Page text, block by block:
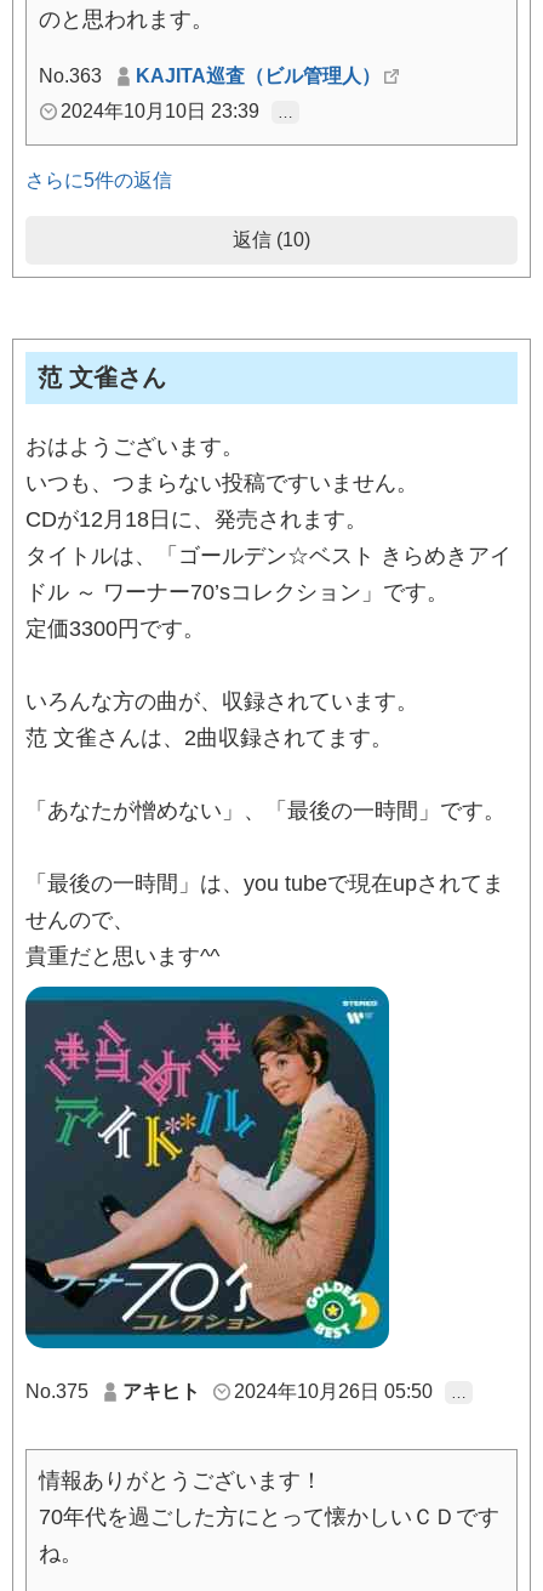
のと思われます。
No.363
KAJITA巡査（ビル管理人）
2024年10月10日 23:39
さらに5件の返信
返信 (10)
范 文雀さん
おはようございます。
いつも、つまらない投稿ですいません。
CDが12月18日に、発売されます。
タイトルは、「ゴールデン☆ベスト きらめきアイ
ドル ～ ワーナー70’sコレクション」です。
定価3300円です。
いろんな方の曲が、収録されています。
范 文雀さんは、2曲収録されてます。
「あなたが憎めない」、「最後の一時間」です。
「最後の一時間」は、you tubeで現在upされてま
せんので、
貴重だと思います^^
No.375 アキヒト 2024年10月26日 05:50
情報ありがとうございます！
70年代を過ごした方にとって懐かしいＣＤです
ね。